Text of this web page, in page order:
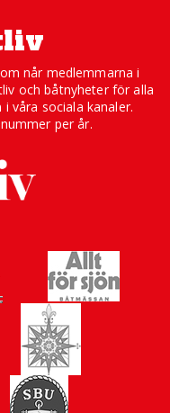
når medlemmarna i
och båtnyheter för alla
våra sociala kanaler.
per år.